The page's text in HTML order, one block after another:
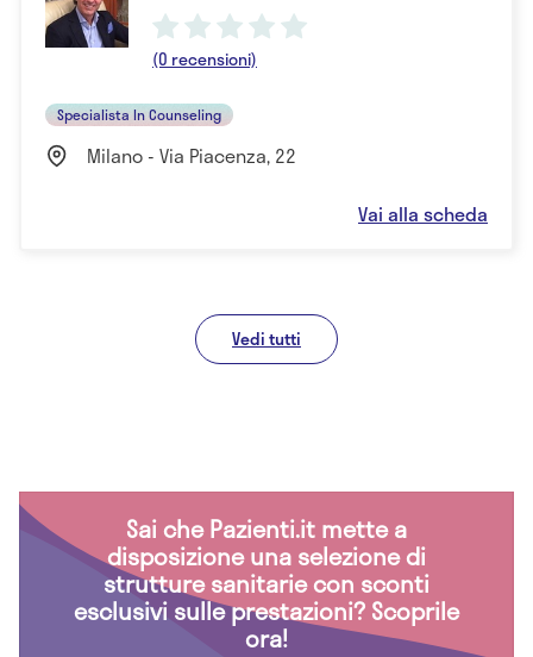
(0 recensioni)
Specialista In Counseling
Milano - Via Piacenza, 22
Vai alla scheda
Vedi tutti
Sai che Pazienti.it mette a
disposizione una selezione di
strutture sanitarie con sconti
esclusivi sulle prestazioni? Scoprile
ora!